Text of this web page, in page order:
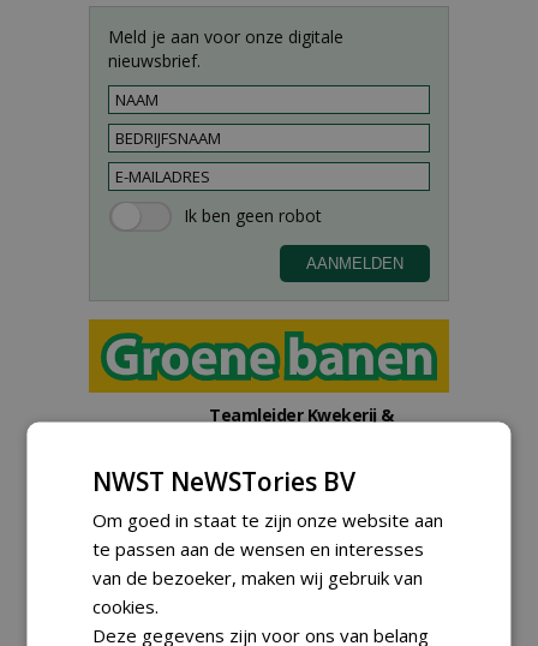
Meld je aan voor onze digitale
nieuwsbrief.
Teamleider Kwekerij &
30-07-2026
Export Manager bij PERFECT -
Van Wamel (fulltime)
12-06-2026, Dreumel
Proefveldmedewerker/
landbouwmachines bij DSV
NWST NeWSTories BV
Om goed in staat te zijn onze website aan
te passen aan de wensen en interesses
van de bezoeker, maken wij gebruik van
cookies.
Deze gegevens zijn voor ons van belang